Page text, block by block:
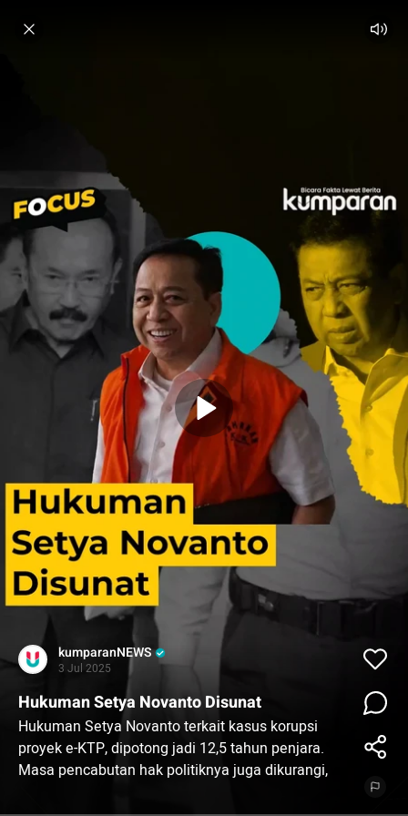
kumparanNEWS
3 Jul 2025
Hukuman Setya Novanto Disunat
Hukuman Setya Novanto terkait kasus korupsi
proyek e-KTP, dipotong jadi 12,5 tahun penjara.
Masa pencabutan hak politiknya juga dikurangi,